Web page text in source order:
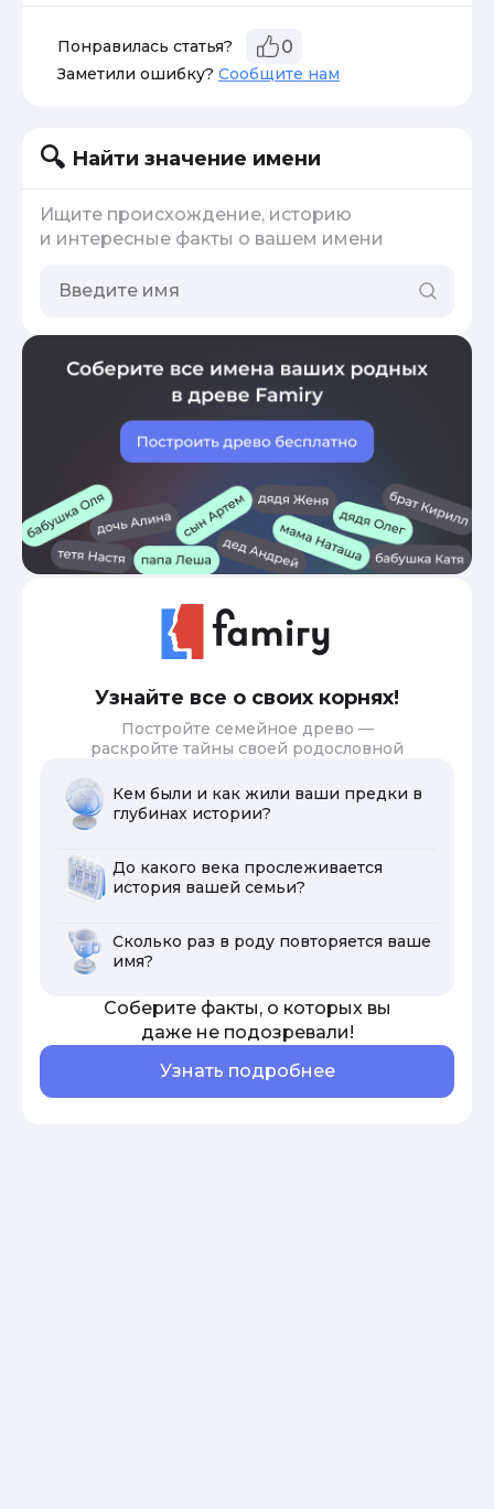
Понравилась статья? 0
Заметили ошибку? Сообщите нам
Найти значение имени
Ищите происхождение, историю
и интересные факты о вашем имени
Узнайте все о своих корнях!
Постройте семейное древо —
раскройте тайны своей родословной
Кем были и как жили ваши предки в
глубинах истории?
До какого века прослеживается
история вашей семьи?
Сколько раз в роду повторяется ваше
имя?
Соберите факты, о которых вы
даже не подозревали!
Узнать подробнее